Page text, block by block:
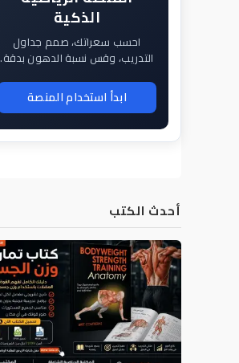
الذكية
احسب سعراتك، صمم جداول
التدريب، وقس نسبة الدهون بدقة.
ابدأ استخدام المنصة
أحدث الكتب